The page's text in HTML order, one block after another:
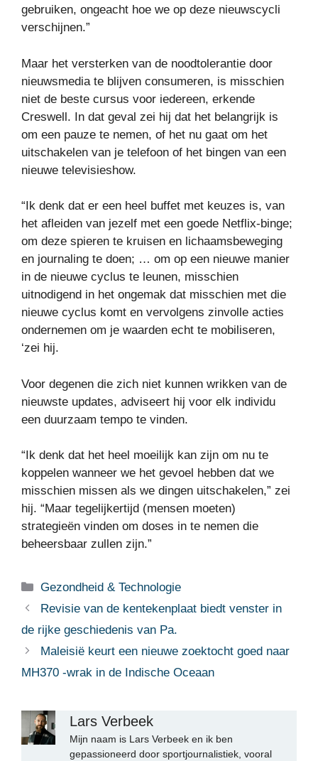
gebruiken, ongeacht hoe we op deze nieuwscycli
verschijnen.”
Maar het versterken van de noodtolerantie door
nieuwsmedia te blijven consumeren, is misschien
niet de beste cursus voor iedereen, erkende
Creswell. In dat geval zei hij dat het belangrijk is
om een ​​pauze te nemen, of het nu gaat om het
uitschakelen van je telefoon of het bingen van een
nieuwe televisieshow.
“Ik denk dat er een heel buffet met keuzes is, van
het afleiden van jezelf met een goede Netflix-binge;
om deze spieren te kruisen en lichaamsbeweging
en journaling te doen; … om op een nieuwe manier
in de nieuwe cyclus te leunen, misschien
uitnodigend in het ongemak dat misschien met die
nieuwe cyclus komt en vervolgens zinvolle acties
ondernemen om je waarden echt te mobiliseren,
‘zei hij.
Voor degenen die zich niet kunnen wrikken van de
nieuwste updates, adviseert hij voor elk individu
een duurzaam tempo te vinden.
“Ik denk dat het heel moeilijk kan zijn om nu te
koppelen wanneer we het gevoel hebben dat we
misschien missen als we dingen uitschakelen,” zei
hij. “Maar tegelijkertijd (mensen moeten)
strategieën vinden om doses in te nemen die
beheersbaar zullen zijn.”
Categorieën
Gezondheid & Technologie
Revisie van de kentekenplaat biedt venster in
de rijke geschiedenis van Pa.
Maleisië keurt een nieuwe zoektocht goed naar
MH370 -wrak in de Indische Oceaan
Lars Verbeek
Mijn naam is Lars Verbeek en ik ben
gepassioneerd door sportjournalistiek, vooral